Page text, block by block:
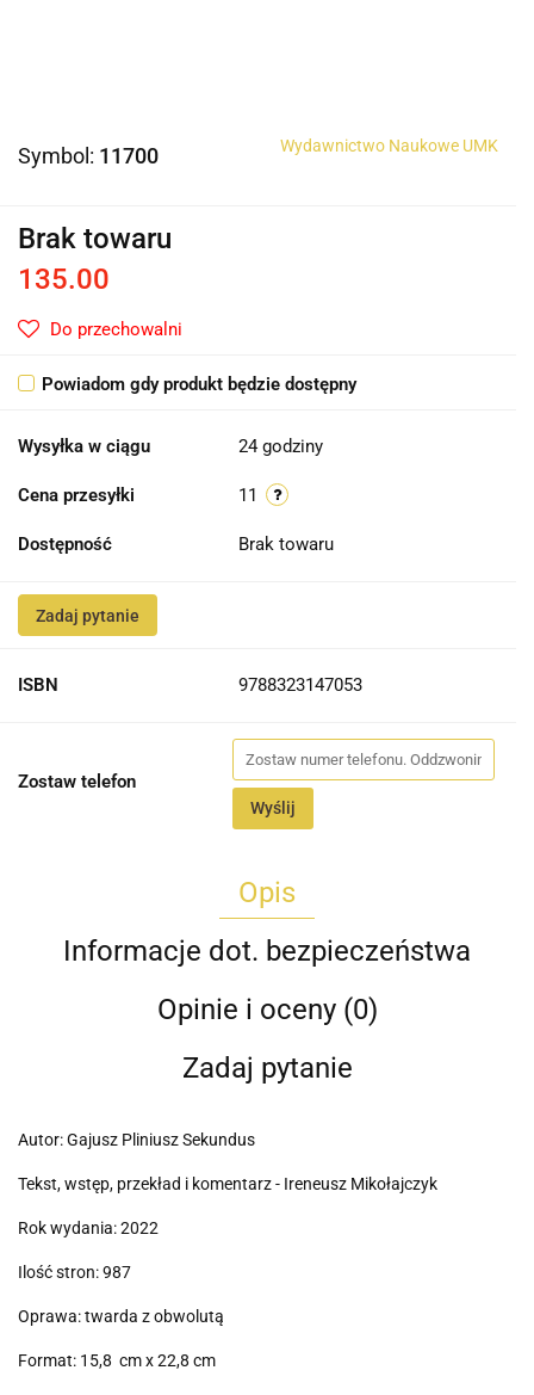
Symbol: 11700 Wydawnictwo Naukowe UMK
Brak towaru
135.00
Do przechowalni
Powiadom gdy produkt będzie dostępny
Wysyłka w ciągu 24 godziny
Cena przesyłki 11
Dostępność Brak towaru
Zadaj pytanie
ISBN 9788323147053
Zostaw telefon
Wyślij
Opis
Informacje dot. bezpieczeństwa
Opinie i oceny (0)
Zadaj pytanie
Autor: Gajusz Pliniusz Sekundus
Tekst, wstęp, przekład i komentarz - Ireneusz Mikołajczyk
Rok wydania: 2022
Ilość stron: 987
Oprawa: twarda z obwolutą
Format: 15,8 cm x 22,8 cm